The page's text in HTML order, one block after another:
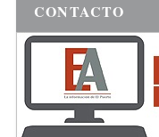
CONTACTO